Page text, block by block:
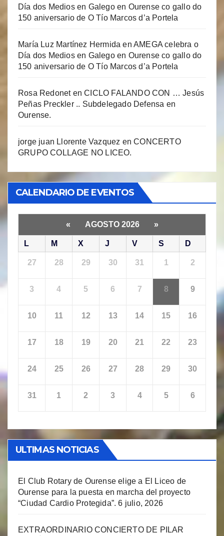
Día dos Medios en Galego en Ourense co gallo do
150 aniversario de O Tío Marcos d’a Portela
María Luz Martínez Hermida enAMEGA celebra o
Día dos Medios en Galego en Ourense co gallo do
150 aniversario de O Tío Marcos d’a Portela
Rosa RedonetenCICLO FALANDO CON … Jesús
Peñas Preckler .. Subdelegado Defensa en
Ourense.
jorge juan Llorente Vazquez enCONCERTO
GRUPO COLLAGE NO LICEO.
CALENDARIO DE EVENTOS
« AGOSTO 2026 »
L M X J V S D
27 28 29 30 31 1 2
3 4 5 6 7 8 9
10 11 12 13 14 15 16
17 18 19 20 21 22 23
24 25 26 27 28 29 30
31 1 2 3 4 5 6
ULTIMAS NOTICIAS
El Club Rotary de Ourense elige a El Liceo de
Ourense para la puesta en marcha del proyecto
“Ciudad Cardio Protegida”. 6 julio, 2026
EXTRAORDINARIO CONCIERTO DE PILAR